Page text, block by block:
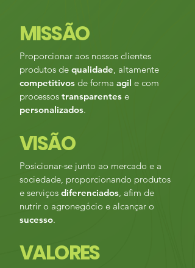
MISSÃO
Proporcionar aos nossos clientes
produtos de qualidade, altamente
competitivos de forma agil e com
processos transparentes e
personalizados.
VISÃO
Posicionar-se junto ao mercado e a
sociedade, proporcionando produtos
e serviços diferenciados, afim de
nutrir o agronegócio e alcançar o
sucesso.
VALORES